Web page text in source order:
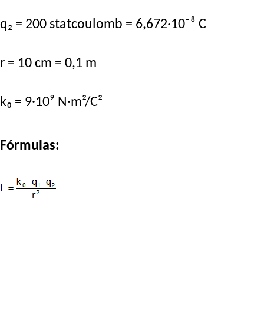
q₂ = 200 statcoulomb = 6,672·10⁻⁸ C
r = 10 cm = 0,1 m
k₀ = 9·10⁹ N·m²/C²
Fórmulas: